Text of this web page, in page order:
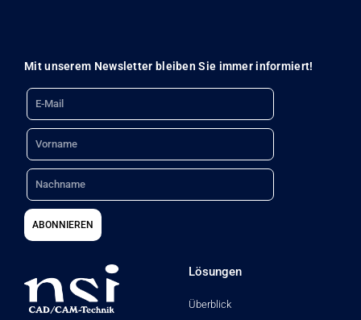
Mit unserem Newsletter bleiben Sie immer informiert!
Email
Name
Nachname
ABONNIEREN
Lösungen
Überblick